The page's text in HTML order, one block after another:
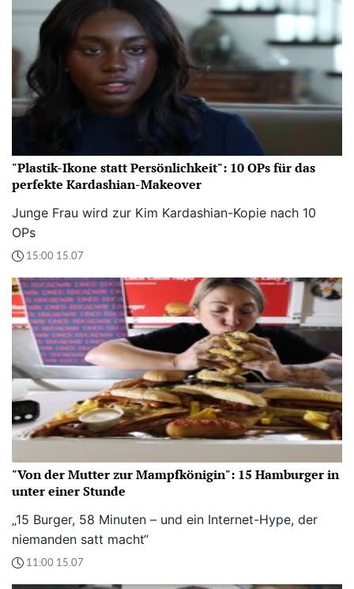
"Plastik-Ikone statt Persönlichkeit": 10 OPs für das
perfekte Kardashian-Makeover
Junge Frau wird zur Kim Kardashian-Kopie nach 10
OPs
15:00 15.07
"Von der Mutter zur Mampfkönigin": 15 Hamburger in
unter einer Stunde
„15 Burger, 58 Minuten – und ein Internet-Hype, der
niemanden satt macht“
11:00 15.07